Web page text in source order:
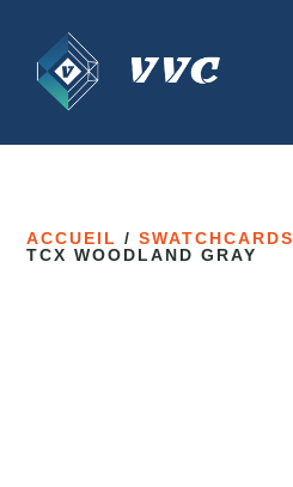
ACCUEIL /SWATCHCARDS
TCX WOODLAND GRAY